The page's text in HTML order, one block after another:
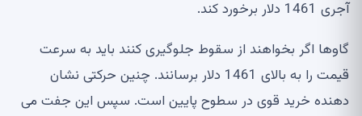
آجری 1461 دلار برخورد کند.
گاوها اگر بخواهند از سقوط جلوگیری کنند باید به سرعت
قیمت را به بالای 1461 دلار برسانند. چنین حرکتی نشان
دهنده خرید قوی در سطوح پایین است. سپس این جفت می